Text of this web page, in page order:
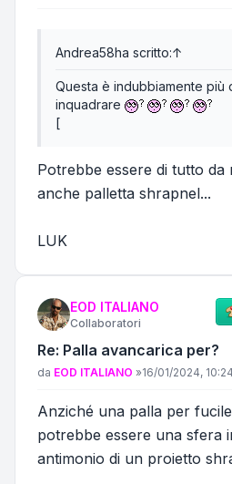
Andrea58ha scritto:↑
Questa è indubbiamente più
inquadrare
[
Potrebbe essere di tutto da
anche palletta shrapnel...
LUK
EOD ITALIANO
Collaboratori
Re: Palla avancarica per?
Messaggio
da EOD ITALIANO »16/01/2024, 10:24
Anziché una palla per
potrebbe essere una sfera
antimonio di un proietto